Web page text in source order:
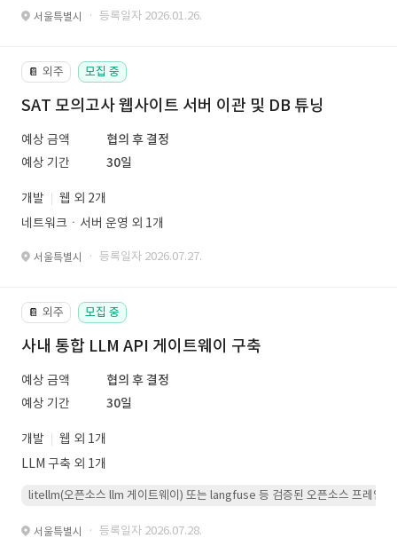
서울특별시 · 등록일자 2026.01.26.
📔 외주 모집 중
SAT 모의고사 웹사이트 서버 이관 및 DB 튜닝
예상 금액
협의 후 결정
예상 기간
30일
개발
웹 외 2개
네트워크ㆍ서버 운영 외 1개
서울특별시 · 등록일자 2026.07.27.
📔 외주 모집 중
사내 통합 LLM API 게이트웨이 구축
예상 금액
협의 후 결정
예상 기간
30일
개발
웹 외 1개
LLM 구축 외 1개
litellm(오픈소스 llm 게이트웨이) 또는 langfuse 등 검증된 오픈소스 프레임워
서울특별시 · 등록일자 2026.07.28.